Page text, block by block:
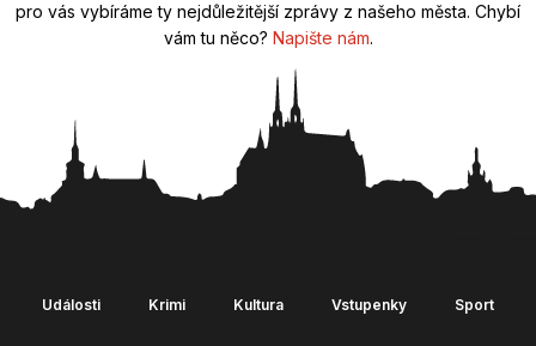
pro vás vybíráme ty nejdůležitější zprávy z našeho města. Chybí
vám tu něco? Napište nám.
Události Krimi Kultura Vstupenky Sport